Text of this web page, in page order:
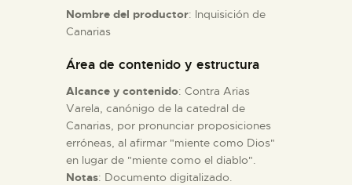
Nombre del productor: Inquisición de
Canarias
Área de contenido y estructura
Alcance y contenido: Contra Arias
Varela, canónigo de la catedral de
Canarias, por pronunciar proposiciones
erróneas, al afirmar "miente como Dios"
en lugar de "miente como el diablo".
Notas: Documento digitalizado.